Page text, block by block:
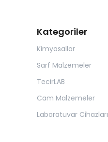
Kategoriler
Kimyasallar
Sarf Malzemeler
TecirLAB
Cam Malzemeler
Laboratuvar Cihazları